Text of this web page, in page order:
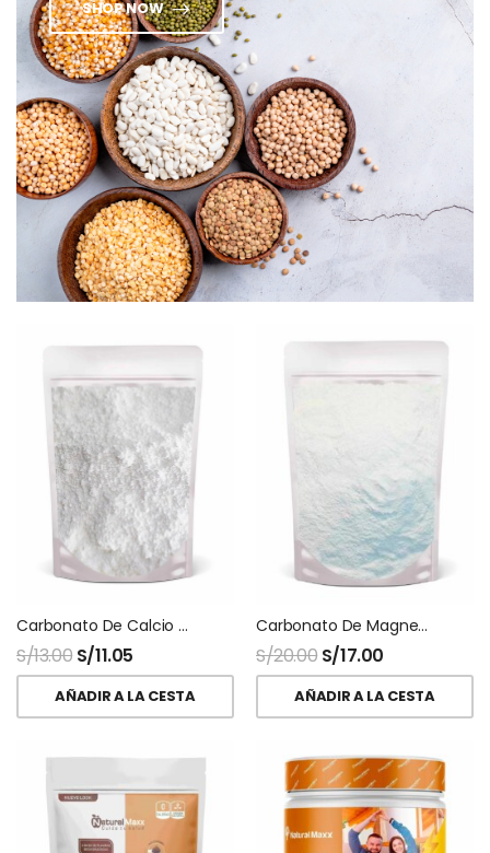
SHOP NOW
Carbonato De Calcio Polvo
S/13.00 S/11.05
AÑADIR A LA CESTA
Carbonato De Magnesio Usp Polvo
S/20.00 S/17.00
AÑADIR A LA CESTA